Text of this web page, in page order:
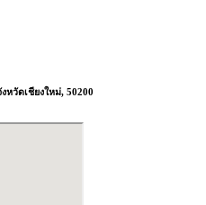
หวัดเชียงใหม่, 50200